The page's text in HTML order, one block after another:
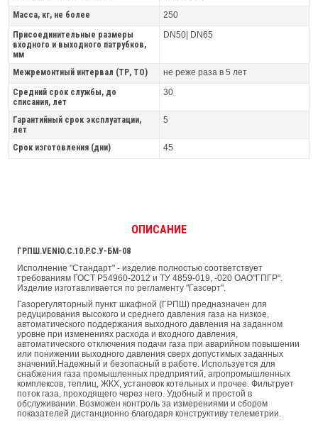
Масса, кг, не более
250
Присоединительные размеры
входного и выходного патрубков,
мм
DN50| DN65
Межремонтный интервал (ТР, ТО)
не реже раза в 5 лет
Средний срок службы, до
списания, лет
30
Гарантийный срок эксплуатации,
лет
5
Срок изготовления (дни) 45
ОПИСАНИЕ
ГРПШ.VENIO.C.10.P.C.У-БМ-08
Исполнение "Стандарт" - изделие полностью соответствует
требованиям ГОСТ Р54960-2012 и ТУ 4859-019, -020 ОАО"ГПГР".
Изделие изготавливается по регламенту "Газсерт".
Газорегуляторный пункт шкафной (ГРПШ) предназначен для
редуцирования высокого и среднего давления газа на низкое,
автоматического поддержания выходного давления на заданном
уровне при изменениях расхода и входного давления,
автоматического отключения подачи газа при аварийном повышении
или понижении выходного давления сверх допустимых заданных
значений.Надежный и безопасный в работе. Используется для
снабжения газа промышленных предприятий, агропромышленных
комплексов, теплиц, ЖКХ, установок котельных и прочее. Фильтрует
поток газа, проходящего через него. Удобный и простой в
обслуживании. Возможен контроль за измерениями и сбором
показателей дистанционно благодаря конструктиву телеметрии.